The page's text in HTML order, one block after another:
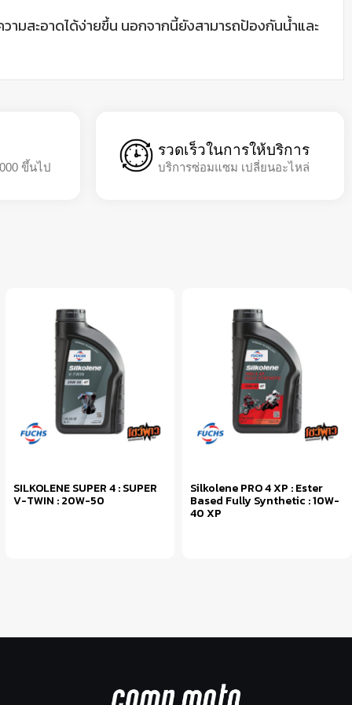
วามสะอาดได้ง่ายขึ้น นอกจากนี้ยังสามารถป้องกันน้ำและ
ขึ้นไป
รวดเร็วในการให้บริการ
บริการซ่อมแซม เปลี่ยนอะไหล่
SILKOLENE SUPER 4 : SUPER
V-TWIN : 20W-50
Silkolene PRO 4 XP : Ester
Based Fully Synthetic : 10W-
40 XP